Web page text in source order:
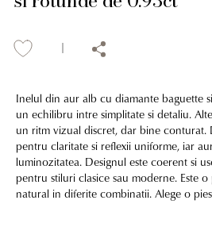
Inelul din aur alb cu diamante baguette
un echilibru intre simplitate si detaliu.
un ritm vizual discret, dar bine conturat.
pentru claritate si reflexii uniforme, iar
luminozitatea. Designul este coerent si
pentru stiluri clasice sau moderne. Este
natural in diferite combinatii. Alege o